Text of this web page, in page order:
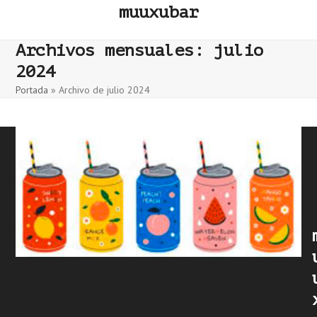
content
muuxubar
Archivos mensuales: julio
2024
Portada »Archivo de julio 2024